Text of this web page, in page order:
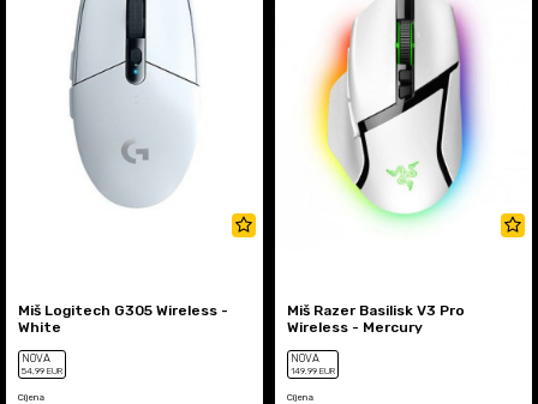
Miš Logitech G305 Wireless -
White
NOVA
54,99 EUR
Cijena
Miš Razer Basilisk V3 Pro
Wireless - Mercury
NOVA
149,99 EUR
Cijena